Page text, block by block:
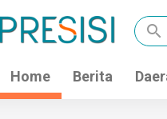
search
Home Berita